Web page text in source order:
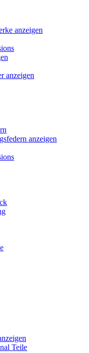
anzeigen
anzeigen
anzeigen
Teile